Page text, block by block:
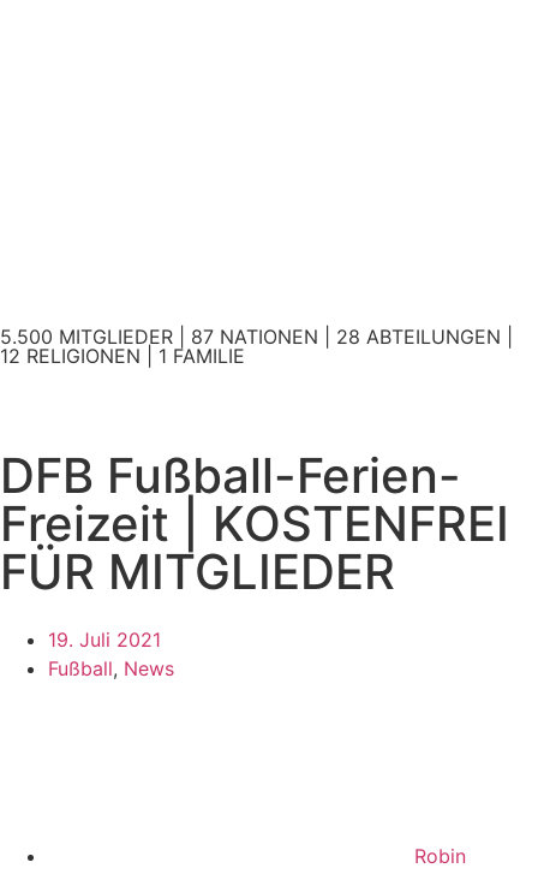
5.500 MITGLIEDER | 87 NATIONEN | 28 ABTEILUNGEN |
12 RELIGIONEN | 1 FAMILIE
DFB Fußball-Ferien-
Freizeit | KOSTENFREI
FÜR MITGLIEDER
19. Juli 2021
Fußball, News
Robin